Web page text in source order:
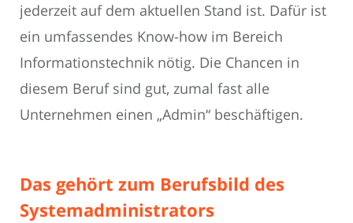
jederzeit auf dem aktuellen Stand ist. Dafür ist
ein umfassendes Know-how im Bereich
Informationstechnik nötig. Die Chancen in
diesem Beruf sind gut, zumal fast alle
Unternehmen einen „Admin“ beschäftigen.
Das gehört zum Berufsbild des
Systemadministrators